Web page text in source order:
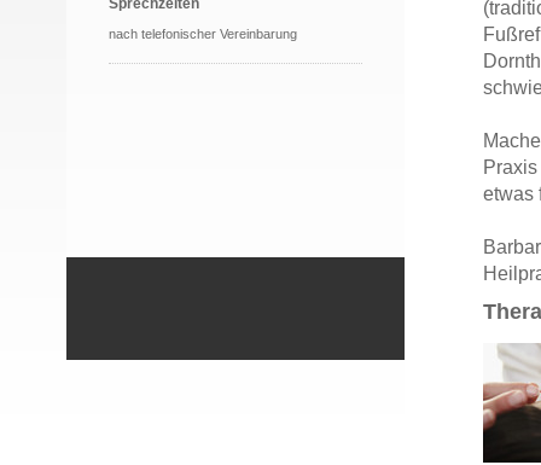
Sprechzeiten
nach telefonischer Vereinbarung
etwas